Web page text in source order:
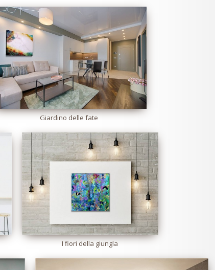
Giardino delle fate
I fiori della giungla